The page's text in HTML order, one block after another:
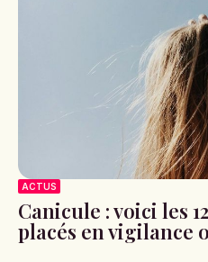
ACTUS
Canicule : voici les
placés en vigilance